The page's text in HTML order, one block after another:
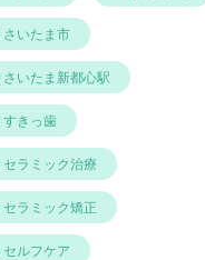
さいたま市
さいたま新都心駅
すきっ歯
セラミック治療
セラミック矯正
セルフケア